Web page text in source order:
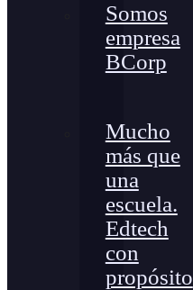
Somos
empresa
BCorp
Mucho
más que
una
escuela.
Edtech
con
propósito